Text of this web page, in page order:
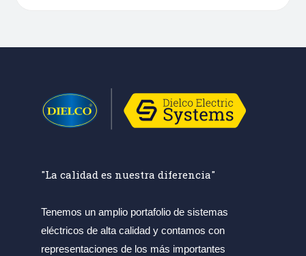
"La calidad es nuestra diferencia"
Tenemos un amplio portafolio de sistemas
eléctricos de alta calidad y contamos con
representaciones de los más importantes